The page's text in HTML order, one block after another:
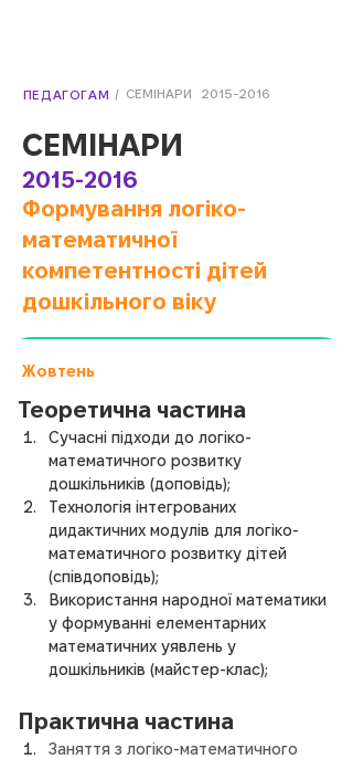
ПЕДАГОГАМ / СЕМІНАРИ 2015-2016
СЕМІНАРИ
2015-2016
Формування логіко-
математичної
компетентності дітей
дошкільного віку
Жовтень
Теоретична частина
Сучасні підходи до логіко-
математичного розвитку
дошкільників (доповідь);
Технологія інтегрованих
дидактичних модулів для логіко-
математичного розвитку дітей
(співдоповідь);
Використання народної математики
у формуванні елементарних
математичних уявлень у
дошкільників (майстер-клас);
Практична частина
Заняття з логіко-математичного